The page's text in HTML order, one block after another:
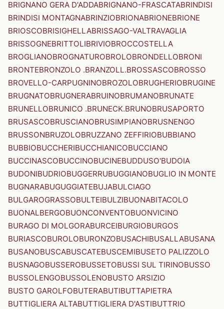
BRIGNANO GERA D'ADDABRIGNANO-FRASCATABRINDISI
BRINDISI MONTAGNABRINZIOBRIONABRIONEBRIONE
BRIOSCOBRISIGHELLABRISSAGO-VALTRAVAGLIA
BRISSOGNEBRITTOLIBRIVIOBROCCOSTELLA
BROGLIANOBROGNATUROBROLOBRONDELLOBRONI
BRONTEBRONZOLO .BRANZOLL.BROSSASCOBROSSO
BROVELLO-CARPUGNINOBROZOLOBRUGHERIOBRUGINE
BRUGNATOBRUGNERABRUINOBRUMANOBRUNATE
BRUNELLOBRUNICO .BRUNECK.BRUNOBRUSAPORTO
BRUSASCOBRUSCIANOBRUSIMPIANOBRUSNENGO
BRUSSONBRUZOLOBRUZZANO ZEFFIRIOBUBBIANO
BUBBIOBUCCHERIBUCCHIANICOBUCCIANO
BUCCINASCOBUCCINOBUCINEBUDDUSO'BUDOIA
BUDONIBUDRIOBUGGERRUBUGGIANOBUGLIO IN MONTE
BUGNARABUGUGGIATEBUJABULCIAGO
BULGAROGRASSOBULTEIBULZIBUONABITACOLO
BUONALBERGOBUONCONVENTOBUONVICINO
BURAGO DI MOLGORABURCEIBURGIOBURGOS
BURIASCOBUROLOBURONZOBUSACHIBUSALLABUSANA
BUSANOBUSCABUSCATEBUSCEMIBUSETO PALIZZOLO
BUSNAGOBUSSEROBUSSETOBUSSI SUL TIRINOBUSSO
BUSSOLENGOBUSSOLENOBUSTO ARSIZIO
BUSTO GAROLFOBUTERABUTIBUTTAPIETRA
BUTTIGLIERA ALTABUTTIGLIERA D'ASTIBUTTRIO